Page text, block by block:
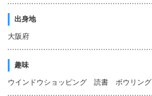
出身地
大阪府
趣味
ウインドウショッピング 読書 ボウリング